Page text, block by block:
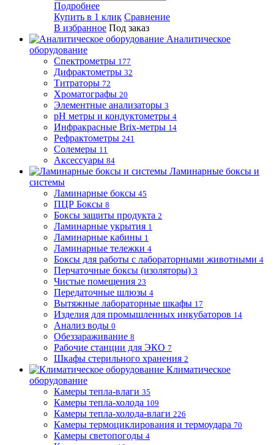
Подробнее
Купить в 1 клик Сравнение
В избранное Под заказ
Аналитическое
оборудование
Спектрометры 177
Дифрактометры 32
Титраторы 72
Хроматографы 20
Элементные анализаторы 3
pH метры и кондуктометры 4
Инфракрасные Brix-метры 14
Рефрактометры 241
Солемеры 11
Аксессуары 84
Ламинарные боксы и
системы
Ламинарные боксы 45
ПЦР Боксы 8
Боксы защиты продукта 2
Ламинарные укрытия 1
Ламинарные кабины 1
Ламинарные тележки 4
Боксы для работы с лабораторными животными 4
Перчаточные боксы (изоляторы) 3
Чистые помещения 23
Передаточные шлюзы 4
Вытяжные лабораторные шкафы 17
Изделия для промышленных инкубаторов 14
Анализ воды 0
Обеззараживание 8
Рабочие станции для ЭКО 7
Шкафы стерильного хранения 2
Климатическое
оборудование
Камеры тепла-влаги 35
Камеры тепла-холода 109
Камеры тепла-холода-влаги 226
Камеры термоциклирования и термоудара 70
Камеры светопогоды 4